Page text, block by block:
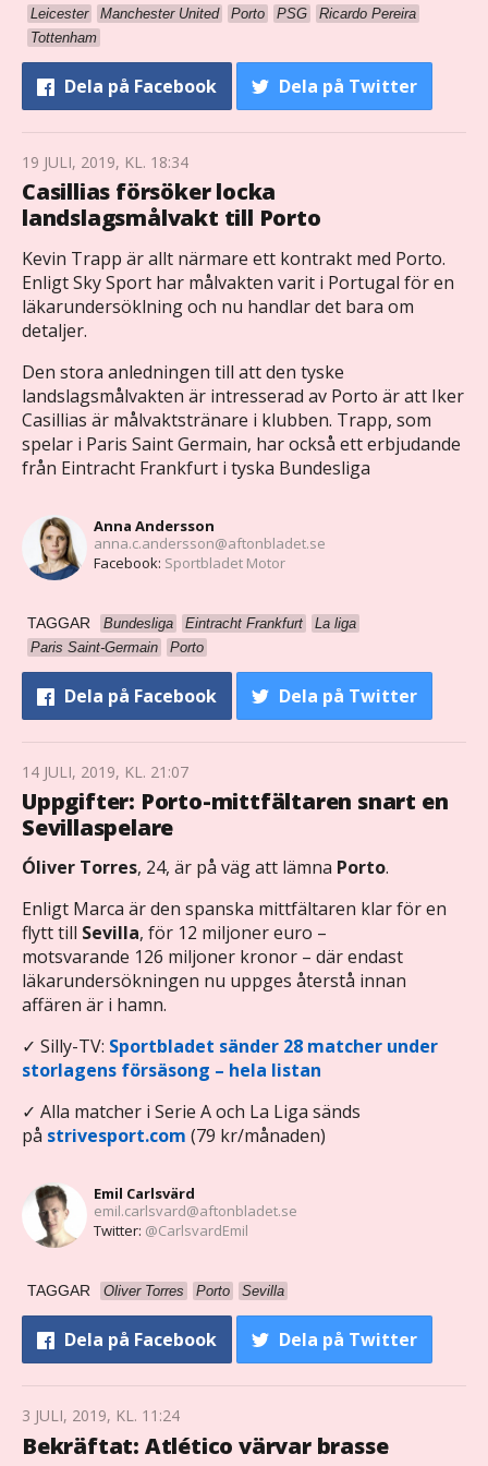
Leicester Manchester United Porto PSG
Ricardo Pereira
Tottenham
Dela på Facebook Dela på Twitter
19 JULI, 2019, KL. 18:34
Casillias försöker locka
landslagsmålvakt till Porto
Kevin Trapp är allt närmare ett kontrakt med Porto.
Enligt Sky Sport har målvakten varit i Portugal för en
läkarundersöklning och nu handlar det bara om
detaljer.
Den stora anledningen till att den tyske
landslagsmålvakten är intresserad av Porto är att Iker
Casillias är målvaktstränare i klubben. Trapp, som
spelar i Paris Saint Germain, har också ett erbjudande
från Eintracht Frankfurt i tyska Bundesliga
Anna Andersson
anna.c.andersson@aftonbladet.se
Facebook: Sportbladet Motor
TAGGAR Bundesliga Eintracht Frankfurt
La liga
Paris Saint-Germain
Porto
Dela på Facebook Dela på Twitter
14 JULI, 2019, KL. 21:07
Uppgifter: Porto-mittfältaren snart en
Sevillaspelare
Óliver Torres, 24, är på väg att lämna Porto.
Enligt Marca är den spanska mittfältaren klar för en
flytt till Sevilla, för 12 miljoner euro –
motsvarande 126 miljoner kronor – där endast
läkarundersökningen nu uppges återstå innan
affären är i hamn.
✓ Silly-TV: Sportbladet sänder 28 matcher under
storlagens försäsong – hela listan
✓ Alla matcher i Serie A och La Liga sänds
på strivesport.com (79 kr/månaden)
Emil Carlsvärd
emil.carlsvard@aftonbladet.se
Twitter: @CarlsvardEmil
TAGGAR Oliver Torres Porto Sevilla
Dela på Facebook Dela på Twitter
3 JULI, 2019, KL. 11:24
Bekräftat: Atlético värvar brasse